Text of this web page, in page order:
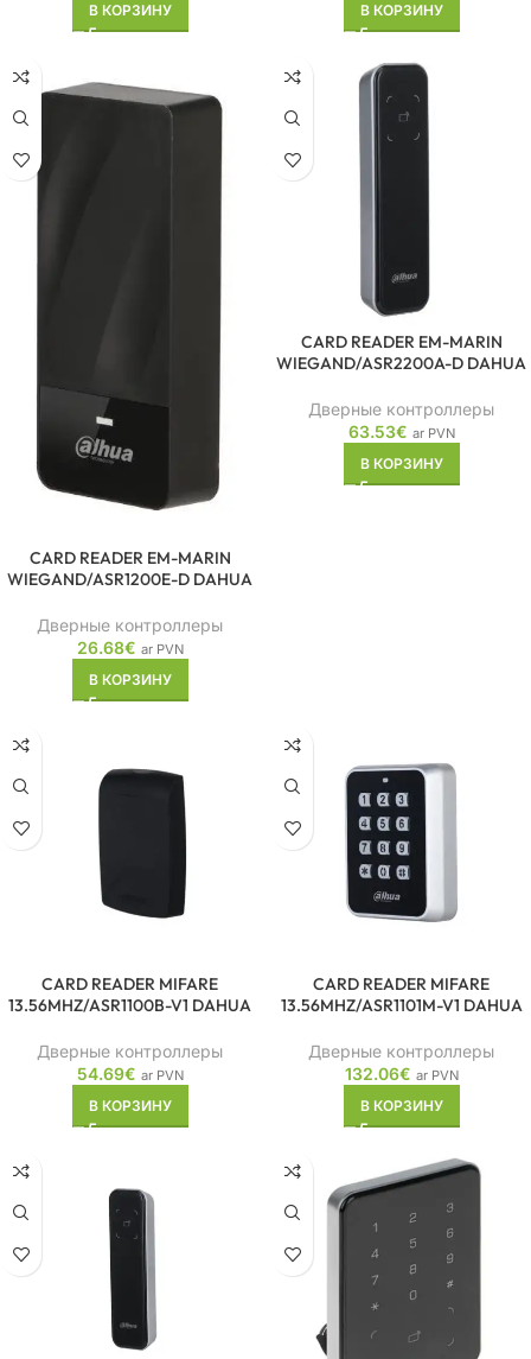
В КОРЗИНУ В КОРЗИНУ
CARD READER EM-MARIN
WIEGAND/ASR1200E-D DAHUA
Дверные контроллеры
26.68€ ar PVN
В КОРЗИНУ
CARD READER EM-MARIN
WIEGAND/ASR2200A-D DAHUA
Дверные контроллеры
63.53€ ar PVN
В КОРЗИНУ
CARD READER MIFARE
13.56MHZ/ASR1100B-V1 DAHUA
Дверные контроллеры
54.69€ ar PVN
В КОРЗИНУ
CARD READER MIFARE
13.56MHZ/ASR1101M-V1 DAHUA
Дверные контроллеры
132.06€ ar PVN
В КОРЗИНУ